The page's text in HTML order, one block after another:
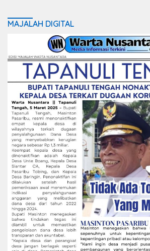
MAJALAH DIGITAL